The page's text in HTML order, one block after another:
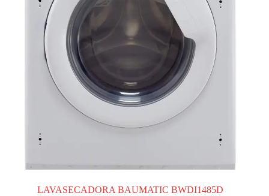
LAVASECADORA BAUMATIC BWDI1485D